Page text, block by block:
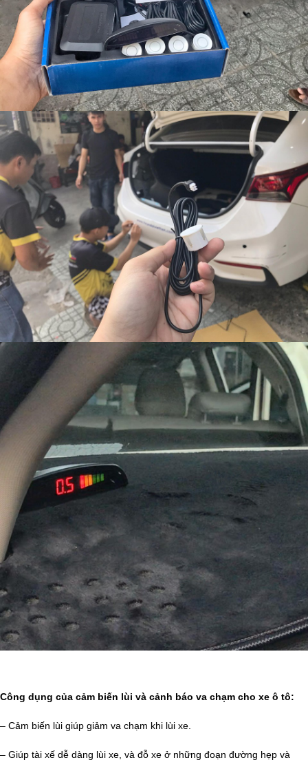
Công dụng của cảm biến lùi và cảnh báo va chạm cho xe ô tô:
– Cảm biến lùi giúp giảm va chạm khi lùi xe.
– Giúp tài xế dễ dàng lùi xe, và đỗ xe ở những đoạn đường hẹp và